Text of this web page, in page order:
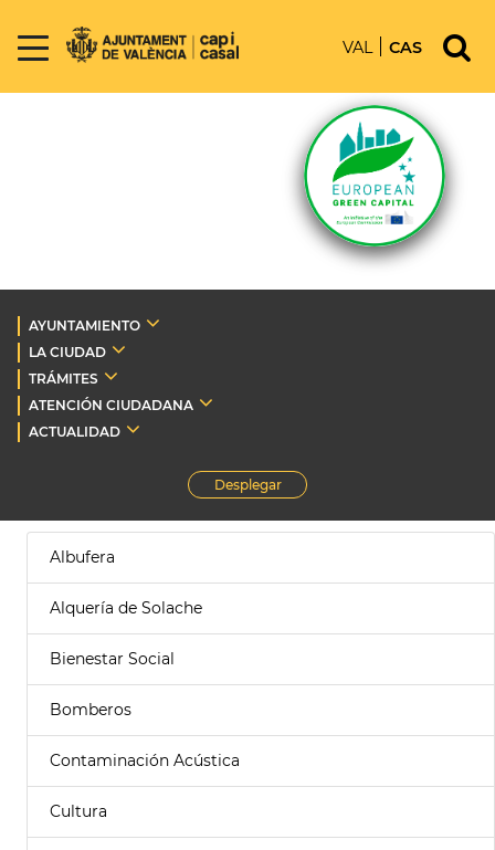
VAL CAS
AYUNTAMIENTO
LA CIUDAD
TRÁMITES
ATENCIÓN CIUDADANA
ACTUALIDAD
Desplegar
Albufera
Alquería de Solache
Bienestar Social
Bomberos
Contaminación Acústica
Cultura